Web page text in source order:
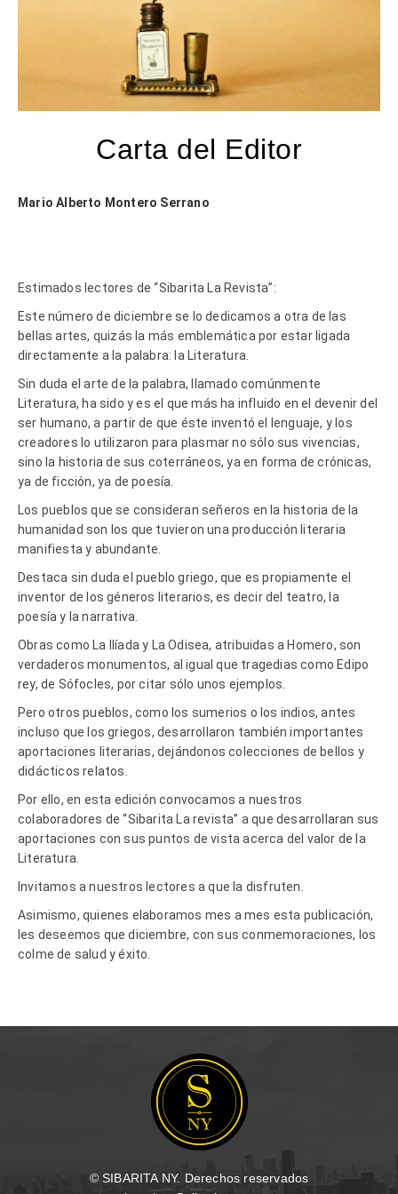
Carta del Editor
Mario Alberto Montero Serrano
Estimados lectores de “Sibarita La Revista”:
Este número de diciembre se lo dedicamos a otra de las
bellas artes, quizás la más emblemática por estar ligada
directamente a la palabra: la Literatura.
Sin duda el arte de la palabra, llamado comúnmente
Literatura, ha sido y es el que más ha influido en el devenir del
ser humano, a partir de que éste inventó el lenguaje, y los
creadores lo utilizaron para plasmar no sólo sus vivencias,
sino la historia de sus coterráneos, ya en forma de crónicas,
ya de ficción, ya de poesía.
Los pueblos que se consideran señeros en la historia de la
humanidad son los que tuvieron una producción literaria
manifiesta y abundante.
Destaca sin duda el pueblo griego, que es propiamente el
inventor de los géneros literarios, es decir del teatro, la
poesía y la narrativa.
Obras como La Ilíada y La Odisea, atribuidas a Homero, son
verdaderos monumentos, al igual que tragedias como Edipo
rey, de Sófocles, por citar sólo unos ejemplos.
Pero otros pueblos, como los sumerios o los indios, antes
incluso que los griegos, desarrollaron también importantes
aportaciones literarias, dejándonos colecciones de bellos y
didácticos relatos.
Por ello, en esta edición convocamos a nuestros
colaboradores de “Sibarita La revista” a que desarrollaran sus
aportaciones con sus puntos de vista acerca del valor de la
Literatura.
Invitamos a nuestros lectores a que la disfruten.
Asimismo, quienes elaboramos mes a mes esta publicación,
les deseemos que diciembre, con sus conmemoraciones, los
colme de salud y éxito.
© SIBARITA NY. Derechos reservados